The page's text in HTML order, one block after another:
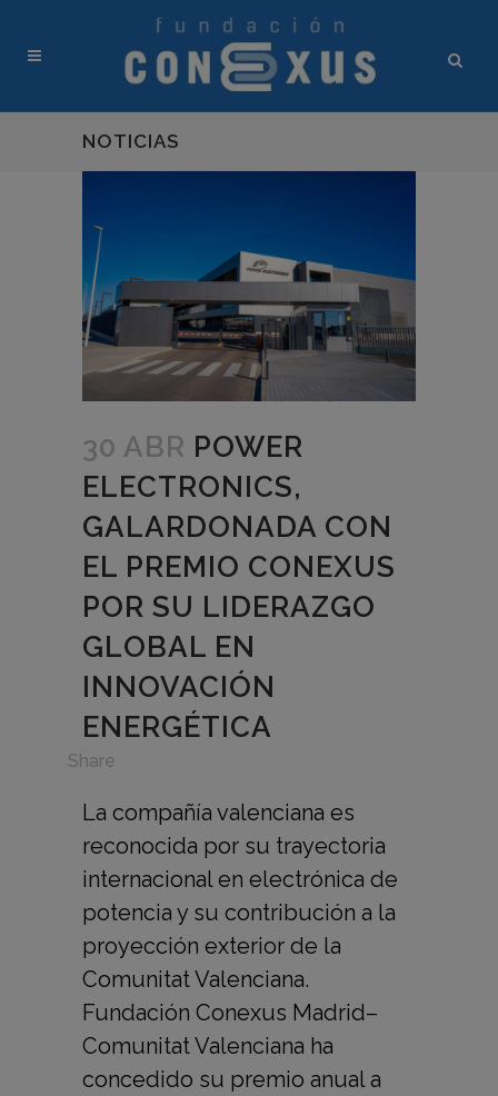
NOTICIAS
30 ABR POWER
ELECTRONICS,
GALARDONADA CON
EL PREMIO CONEXUS
POR SU LIDERAZGO
GLOBAL EN
INNOVACIÓN
ENERGÉTICA
Share
La compañía valenciana es
reconocida por su trayectoria
internacional en electrónica de
potencia y su contribución a la
proyección exterior de la
Comunitat Valenciana.
Fundación Conexus Madrid–
Comunitat Valenciana ha
concedido su premio anual a